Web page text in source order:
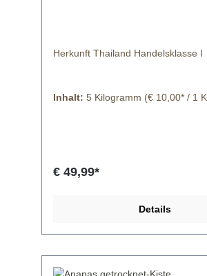
Herkunft Thailand Handelsklasse I
Inhalt: 5 Kilogramm (€ 10,00* / 1
€ 49,99*
Details